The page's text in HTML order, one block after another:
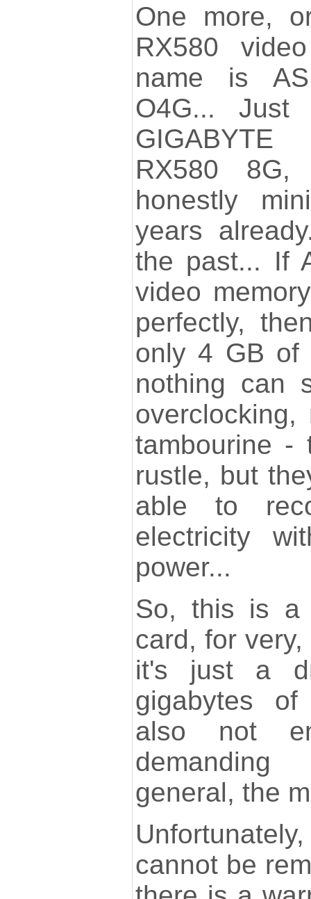
One more,
RX580
name is
O4G... Just
GIGABYTE
RX580
honestly
years
the past... If
video
perfectly,
only 4 GB of
nothing can
tambourine -
rustle, but
able to
electricity
power...
So, this is a
card, for
it's just a
gigabytes
also not
general, the
cannot be